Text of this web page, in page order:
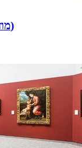
מוזיאון O.L.V-kerk (מוזיאון כנסיית גבירתנו)